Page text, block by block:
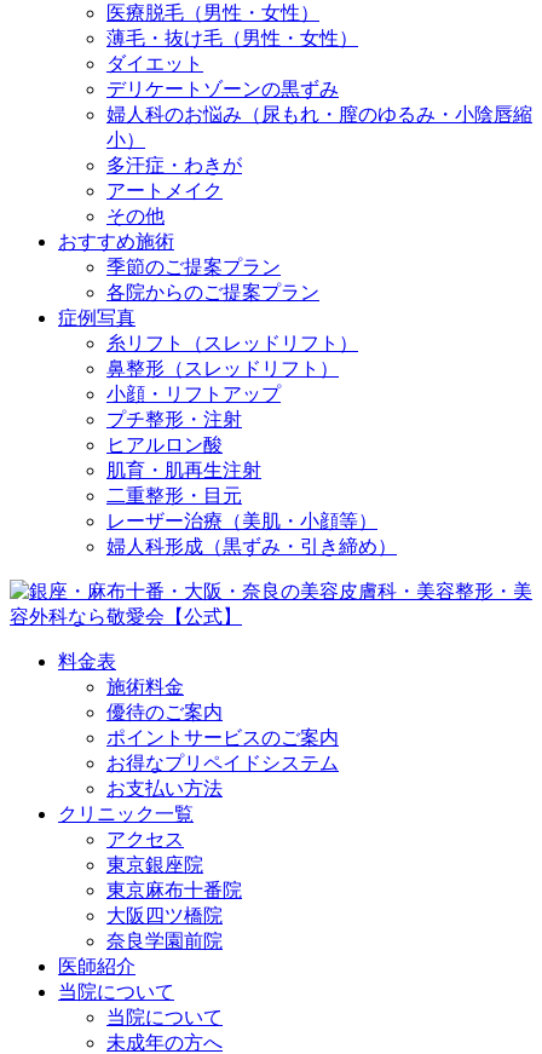
医療脱毛（男性・女性）
薄毛・抜け毛（男性・女性）
ダイエット
デリケートゾーンの黒ずみ
婦人科のお悩み（尿もれ・膣のゆるみ・小陰唇縮
小）
多汗症・わきが
アートメイク
その他
おすすめ施術
季節のご提案プラン
各院からのご提案プラン
症例写真
糸リフト（スレッドリフト）
鼻整形（スレッドリフト）
小顔・リフトアップ
プチ整形・注射
ヒアルロン酸
肌育・肌再生注射
二重整形・目元
レーザー治療（美肌・小顔等）
婦人科形成（黒ずみ・引き締め）
料金表
施術料金
優待のご案内
ポイントサービスのご案内
お得なプリペイドシステム
お支払い方法
クリニック一覧
アクセス
東京銀座院
東京麻布十番院
大阪四ツ橋院
奈良学園前院
医師紹介
当院について
当院について
未成年の方へ